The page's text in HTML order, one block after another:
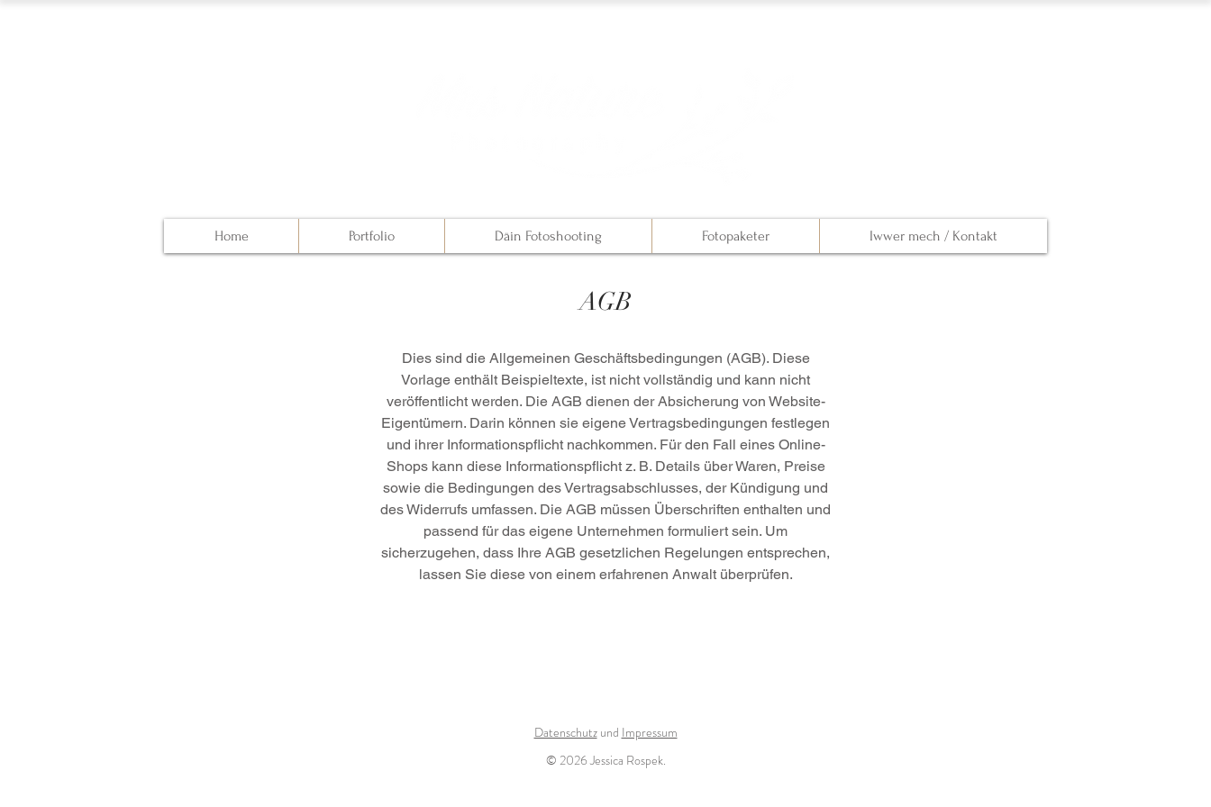
Home Portfolio Däin Fotoshooting Fotopaketer Iwwer mech / Kontakt
AGB
Dies sind die Allgemeinen Geschäftsbedingungen (AGB). Diese
Vorlage enthält Beispieltexte, ist nicht vollständig und kann nicht
veröffentlicht werden. Die AGB dienen der Absicherung von Website-
Eigentümern. Darin können sie eigene Vertragsbedingungen festlegen
und ihrer Informationspflicht nachkommen. Für den Fall eines Online-
Shops kann diese Informationspflicht z. B. Details über Waren, Preise
sowie die Bedingungen des Vertragsabschlusses, der Kündigung und
des Widerrufs umfassen. Die AGB müssen Überschriften enthalten und
passend für das eigene Unternehmen formuliert sein. Um
sicherzugehen, dass Ihre AGB gesetzlichen Regelungen entsprechen,
lassen Sie diese von einem erfahrenen Anwalt überprüfen.
Datenschutzund Impressum
© 2026 Jessica Rospek.